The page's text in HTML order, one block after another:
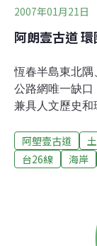
2007年01月21日
阿朗壹古道
恆春半島東北隅
公路網唯一缺口
兼具人文歷史和
2006年已經動
200公里，但隨
阿塱壹古道
台26線
海岸